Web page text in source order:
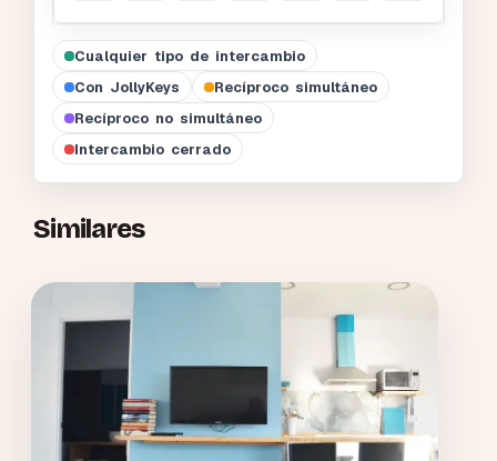
Cualquier tipo de intercambio
Con JollyKeys
Recíproco simultáneo
Recíproco no simultáneo
Intercambio cerrado
Similares